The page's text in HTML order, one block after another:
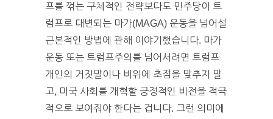
프를 꺾는 구체적인 전략보다도 민주당이 트
럼프로 대변되는 마가(MAGA) 운동을 넘어설
근본적인 방법에 관해 이야기했습니다. 마가
운동 또는 트럼프주의를 넘어서려면 트럼프
개인의 거짓말이나 비위에 초점을 맞추지 말
고, 미국 사회를 개혁할 긍정적인 비전을 적극
적으로 보여줘야 한다는 겁니다. 그런 의미에